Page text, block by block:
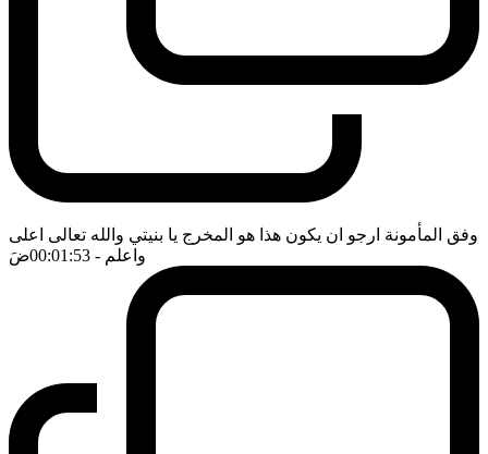
وفق المأمونة ارجو ان يكون هذا هو المخرج يا بنيتي والله تعالى اعلى
واعلم - 00:01:53 ضَ